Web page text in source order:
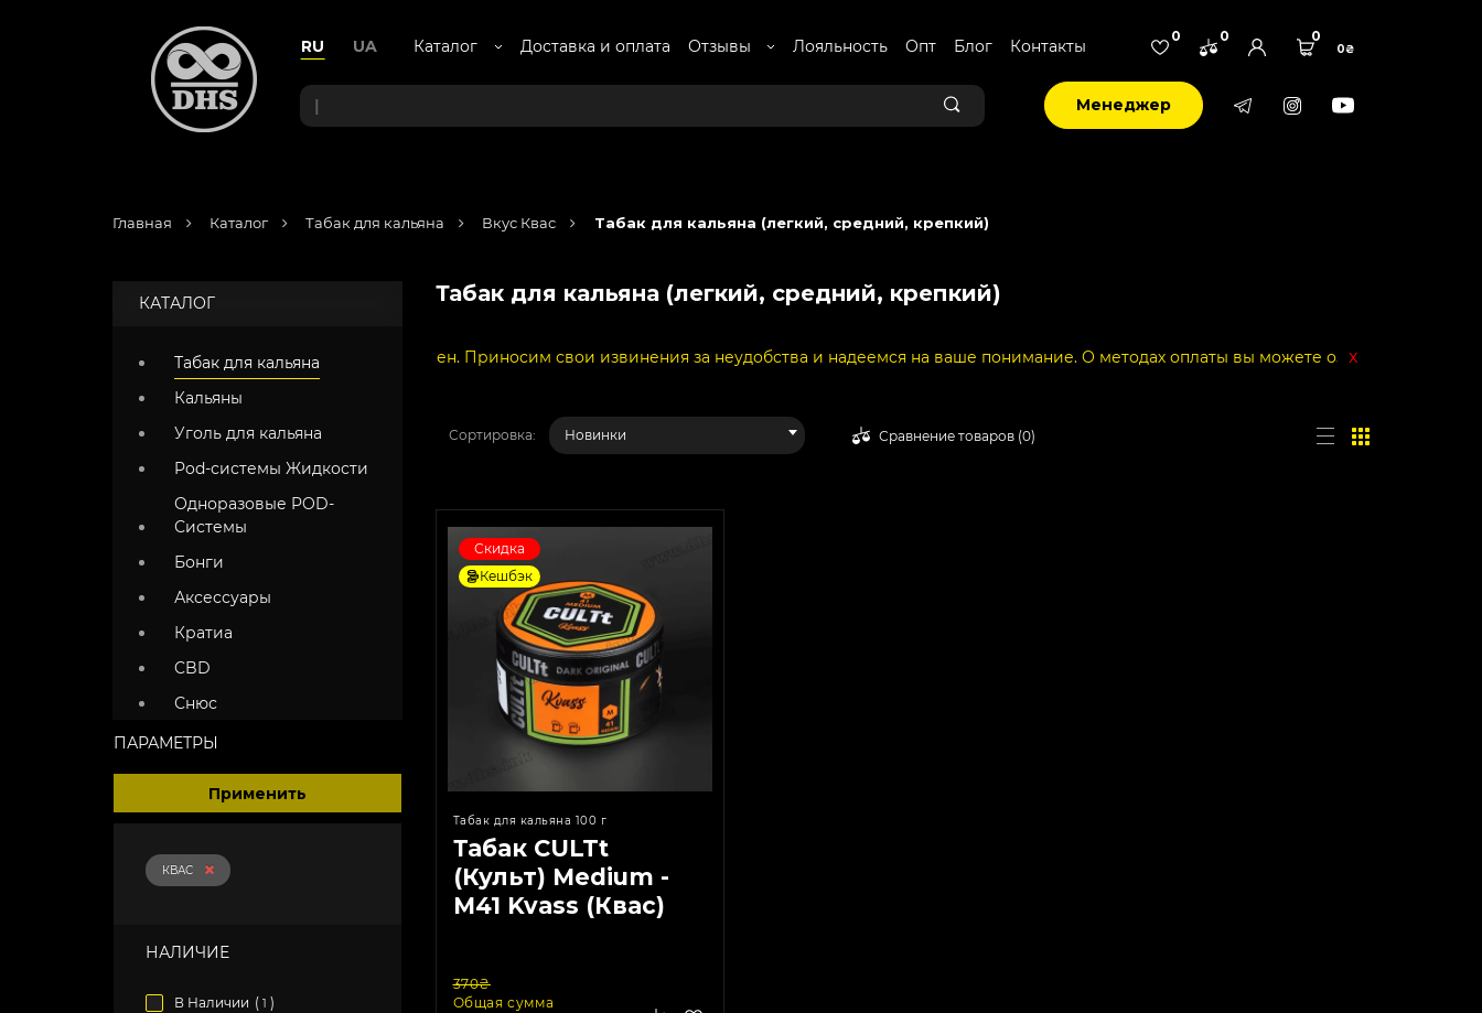
RU UA Каталог Доставка и оплата Отзывы Лояльность Опт Блог Контакты
0 0 0
0₴
| Менеджер
Главная Каталог Табак для кальяна Вкус Квас Табак для кальяна (легкий, средний, крепкий)
КАТАЛОГ
Табак для кальяна
Кальяны
Уголь для кальяна
Pod-системы Жидкости
Одноразовые POD-
Системы
Бонги
Аксессуары
Кратиа
CBD
Снюс
ПАРАМЕТРЫ
Применить
КВАС
НАЛИЧИЕ
В Наличии ( 1 )
Табак для кальяна (легкий, средний, крепкий)
на сайте больше недоступен. Приносим свои извинения за неудобства и надеемся на ваше понимание. О методах оплаты вы можете ознакомиться в нашем tg-канале.
x
Сортировка: Новинки Сравнение товаров (0)
Скидка
Кешбэк
Табак для кальяна 100 г
Табак CULTt
(Культ) Medium -
M41 Kvass (Квас)
370₴
Общая сумма